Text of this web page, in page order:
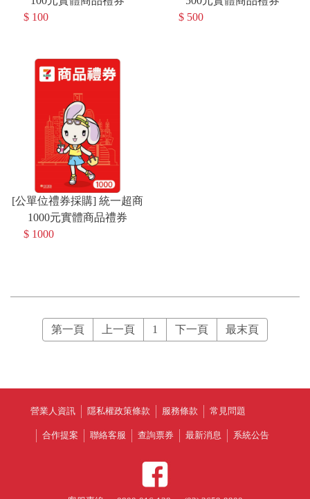
$ 100
$ 500
[公單位禮券採購] 統一超商
1000元實體商品禮券
$ 1000
第一頁 上一頁 1 下一頁 最末頁
營業人資訊 隱私權政策條款 服務條款 常見問題
合作提案 聯絡客服 查詢票券 最新消息 系統公告